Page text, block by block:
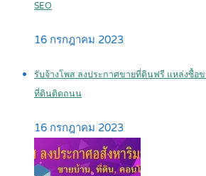
SEO
16 กรกฎาคม 2023
รับจ้างโพส ลงประกาศขายที่ดินฟรี แหล่งซื้อ
ที่ดินติดถนน
16 กรกฎาคม 2023